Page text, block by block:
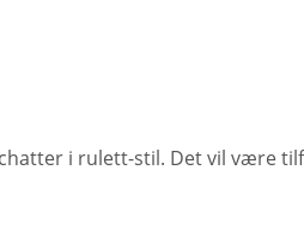
i rulett-stil. Det vil være